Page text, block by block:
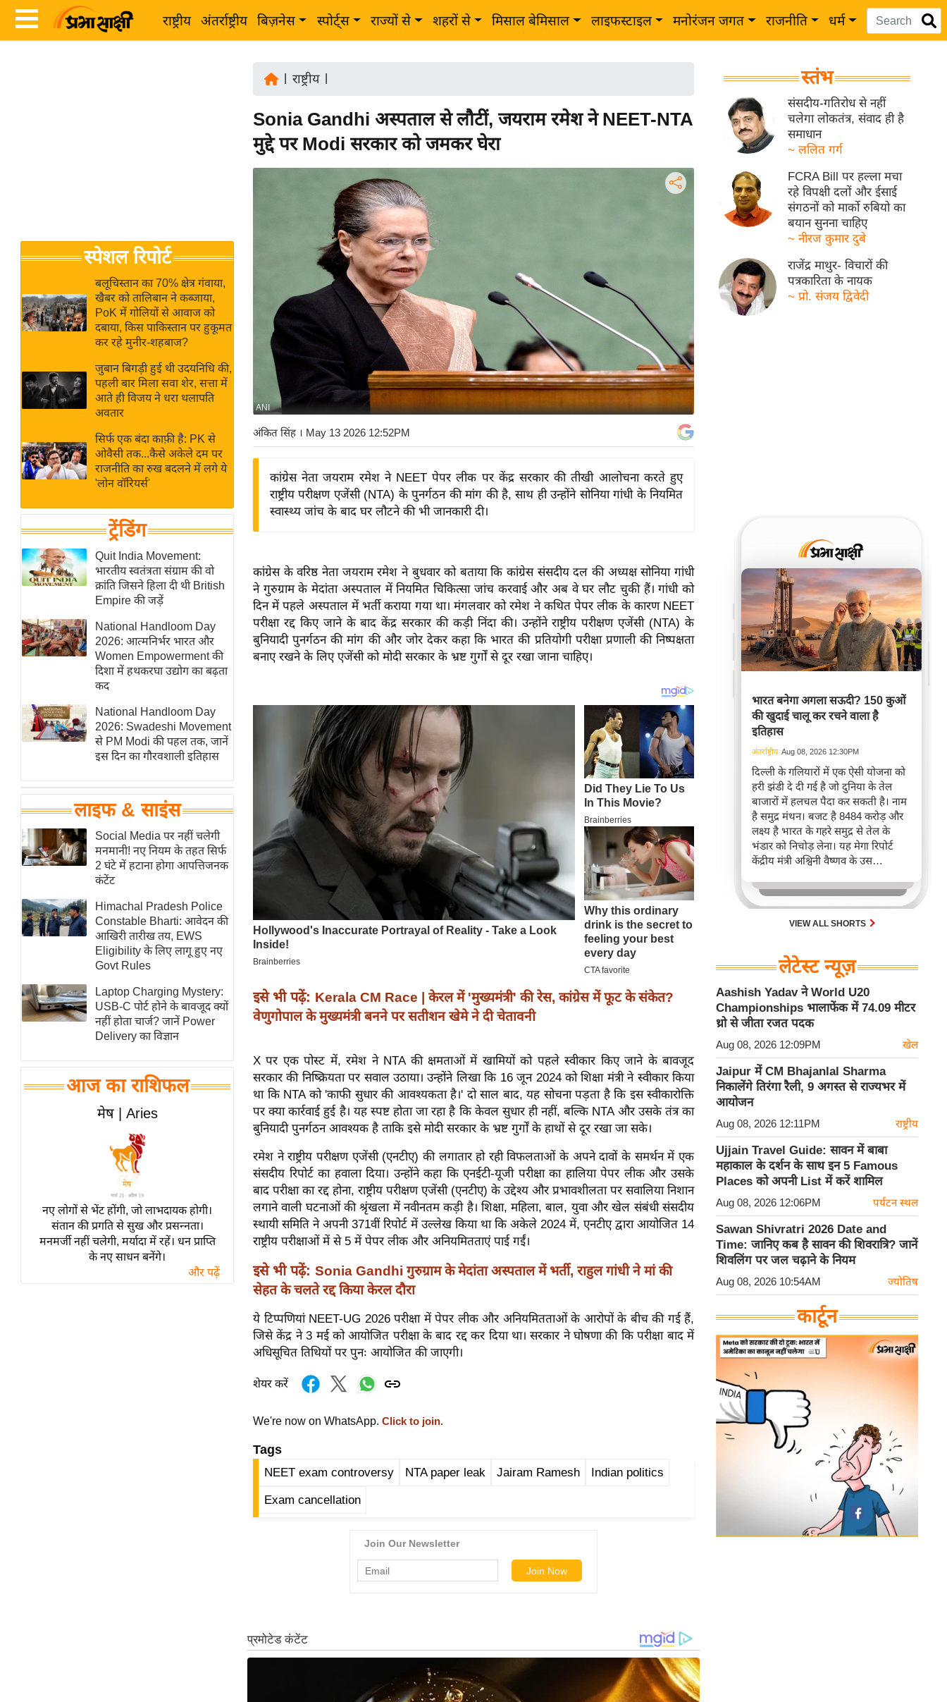
राष्ट्रीय अंतर्राष्ट्रीय बिज़नेस स्पोर्ट्स राज्यों से शहरों से मिसाल बेमिसाल लाइफस्टाइल मनोरंजन जगत राजनीति धर्म
Breaking
News in
Hindi
Hindi
Videos
जगत
राय
बजट
IPL
2026
ई-पेपर
मिसाल बेमिसाल
शख्सियत
यंग इंडिया
साहित्य जगत
ऑटो वर्ल्ड
न्यूज ब्रीफ
मनोरंजन जगत
बॉलीवुड
हॉलीवुड
फिल्म समीक्षा
Breaking
News
लाइफस्टाइल
टेक्नॉलॉजी
घरेलू नुस्खे
पर्यटन स्थल
फिटनेस मंत्रा
रिलेशनशिप
राजनीति
विश्लेषण
समसामयिक
मातृभूमि
एम.
आर.
आई.
समीक्षा
धर्म
ज्योतिष
त्योहार
राशिफल
विशेष
स्पेशल रिपोर्ट
बलूचिस्तान का 70% क्षेत्र गंवाया,
खैबर को तालिबान ने कब्जाया,
PoK में गोलियों से आवाज को
दबाया, किस पाकिस्तान पर हुकूमत
कर रहे मुनीर-शहबाज?
जुबान बिगड़ी हुई थी उदयनिधि की,
पहली बार मिला सवा शेर, सत्ता में
आते ही विजय ने धरा थलापति
अवतार
सिर्फ एक बंदा काफ़ी है: PK से
ओवैसी तक...कैसे अकेले दम पर
राजनीति का रुख बदलने में लगे ये
'लोन वॉरियर्स'
ट्रेंडिंग
Quit India Movement:
भारतीय स्वतंत्रता संग्राम की वो
क्रांति जिसने हिला दी थी British
Empire की जड़ें
National Handloom Day
2026: आत्मनिर्भर भारत और
Women Empowerment की
दिशा में हथकरघा उद्योग का बढ़ता
कद
National Handloom Day
2026: Swadeshi Movement
से PM Modi की पहल तक, जानें
इस दिन का गौरवशाली इतिहास
लाइफ & साइंस
Social Media पर नहीं चलेगी
मनमानी! नए नियम के तहत सिर्फ
2 घंटे में हटाना होगा आपत्तिजनक
कंटेंट
Himachal Pradesh Police
Constable Bharti: आवेदन की
आखिरी तारीख तय, EWS
Eligibility के लिए लागू हुए नए
Govt Rules
Laptop Charging Mystery:
USB-C पोर्ट होने के बावजूद क्यों
नहीं होता चार्ज? जानें Power
Delivery का विज्ञान
आज का राशिफल
मेष | Aries
नए लोगों से भेंट होंगी, जो लाभदायक होगी।
संतान की प्रगति से सुख और प्रसन्नता।
मनमर्जी नहीं चलेगी, मर्यादा में रहें। धन प्राप्ति
के नए साधन बनेंगे।
और पढ़ें
राष्ट्रीय|
Sonia Gandhi अस्पताल से लौटीं, जयराम रमेश ने NEET-NTA
मुद्दे पर Modi सरकार को जमकर घेरा
ANI
अंकित सिंह। May 13 2026 12:52PM
कांग्रेस नेता जयराम रमेश ने NEET पेपर लीक पर केंद्र सरकार की तीखी आलोचना करते हुए
राष्ट्रीय परीक्षण एजेंसी (NTA) के पुनर्गठन की मांग की है, साथ ही उन्होंने सोनिया गांधी के नियमित
स्वास्थ्य जांच के बाद घर लौटने की भी जानकारी दी।
कांग्रेस के वरिष्ठ नेता जयराम रमेश ने बुधवार को बताया कि कांग्रेस संसदीय दल की अध्यक्ष सोनिया गांधी
ने गुरुग्राम के मेदांता अस्पताल में नियमित चिकित्सा जांच करवाई और अब वे घर लौट चुकी हैं। गांधी को
दिन में पहले अस्पताल में भर्ती कराया गया था। मंगलवार को रमेश ने कथित पेपर लीक के कारण NEET
परीक्षा रद्द किए जाने के बाद केंद्र सरकार की कड़ी निंदा की। उन्होंने राष्ट्रीय परीक्षण एजेंसी (NTA) के
बुनियादी पुनर्गठन की मांग की और जोर देकर कहा कि भारत की प्रतियोगी परीक्षा प्रणाली की निष्पक्षता
बनाए रखने के लिए एजेंसी को मोदी सरकार के भ्रष्ट गुर्गों से दूर रखा जाना चाहिए।
इसे भी पढ़ें: Kerala CM Race | केरल में 'मुख्यमंत्री' की रेस, कांग्रेस में फूट के संकेत?
वेणुगोपाल के मुख्यमंत्री बनने पर सतीशन खेमे ने दी चेतावनी
X पर एक पोस्ट में, रमेश ने NTA की क्षमताओं में खामियों को पहले स्वीकार किए जाने के बावजूद
सरकार की निष्क्रियता पर सवाल उठाया। उन्होंने लिखा कि 16 जून 2024 को शिक्षा मंत्री ने स्वीकार किया
था कि NTA को 'काफी सुधार की आवश्यकता है।' दो साल बाद, यह सोचना पड़ता है कि इस स्वीकारोक्ति
पर क्या कार्रवाई हुई है। यह स्पष्ट होता जा रहा है कि केवल सुधार ही नहीं, बल्कि NTA और उसके तंत्र का
बुनियादी पुनर्गठन आवश्यक है ताकि इसे मोदी सरकार के भ्रष्ट गुर्गों के हाथों से दूर रखा जा सके।
रमेश ने राष्ट्रीय परीक्षण एजेंसी (एनटीए) की लगातार हो रही विफलताओं के अपने दावों के समर्थन में एक
संसदीय रिपोर्ट का हवाला दिया। उन्होंने कहा कि एनईटी-यूजी परीक्षा का हालिया पेपर लीक और उसके
बाद परीक्षा का रद्द होना, राष्ट्रीय परीक्षण एजेंसी (एनटीए) के उद्देश्य और प्रभावशीलता पर सवालिया निशान
लगाने वाली घटनाओं की श्रृंखला में नवीनतम कड़ी है। शिक्षा, महिला, बाल, युवा और खेल संबंधी संसदीय
स्थायी समिति ने अपनी 371वीं रिपोर्ट में उल्लेख किया था कि अकेले 2024 में, एनटीए द्वारा आयोजित 14
राष्ट्रीय परीक्षाओं में से 5 में पेपर लीक और अनियमितताएं पाई गईं।
इसे भी पढ़ें: Sonia Gandhi गुरुग्राम के मेदांता अस्पताल में भर्ती, राहुल गांधी ने मां की
सेहत के चलते रद्द किया केरल दौरा
ये टिप्पणियां NEET-UG 2026 परीक्षा में पेपर लीक और अनियमितताओं के आरोपों के बीच की गई हैं,
जिसे केंद्र ने 3 मई को आयोजित परीक्षा के बाद रद्द कर दिया था। सरकार ने घोषणा की कि परीक्षा बाद में
अधिसूचित तिथियों पर पुनः आयोजित की जाएगी।
शेयर करें
We're now on WhatsApp. Click to join.
Tags
NEET exam controversy NTA paper leak Jairam Ramesh Indian politics
Exam cancellation
स्तंभ
संसदीय-गतिरोध से नहीं
चलेगा लोकतंत्र, संवाद ही है
समाधान
~ ललित गर्ग
FCRA Bill पर हल्ला मचा
रहे विपक्षी दलों और ईसाई
संगठनों को मार्को रुबियो का
बयान सुनना चाहिए
~ नीरज कुमार दुबे
राजेंद्र माथुर- विचारों की
पत्रकारिता के नायक
~ प्रो. संजय द्विवेदी
भारत बनेगा अगला सऊदी? 150 कुओं
की खुदाई चालू कर रचने वाला है
इतिहास
अंतर्राष्ट्रीय Aug 08, 2026 12:30PM
दिल्ली के गलियारों में एक ऐसी योजना को
हरी झंडी दे दी गई है जो दुनिया के तेल
बाजारों में हलचल पैदा कर सकती है। नाम
है समुद्र मंथन। बजट है 8484 करोड़ और
लक्ष्य है भारत के गहरे समुद्र से तेल के
भंडार को निचोड़ लेना। यह मेगा रिपोर्ट
केंद्रीय मंत्री अश्विनी वैष्णव के उस
8484 करोड़ की नेशनल ऑफशोर
एक्सप्लोरेशन स्कीम को मंजूरी दे दी गई है।
VIEW ALL SHORTS
लेटेस्ट न्यूज़
Aashish Yadav ने World U20
Championships भालाफेंक में 74.09 मीटर
थ्रो से जीता रजत पदक
Aug 08, 2026 12:09PM खेल
Jaipur में CM Bhajanlal Sharma
निकालेंगे तिरंगा रैली, 9 अगस्त से राज्यभर में
आयोजन
Aug 08, 2026 12:11PM राष्ट्रीय
Ujjain Travel Guide: सावन में बाबा
महाकाल के दर्शन के साथ इन 5 Famous
Places को अपनी List में करें शामिल
Aug 08, 2026 12:06PM पर्यटन स्थल
Sawan Shivratri 2026 Date and
Time: जानिए कब है सावन की शिवरात्रि? जानें
शिवलिंग पर जल चढ़ाने के नियम
Aug 08, 2026 10:54AM ज्योतिष
कार्टून